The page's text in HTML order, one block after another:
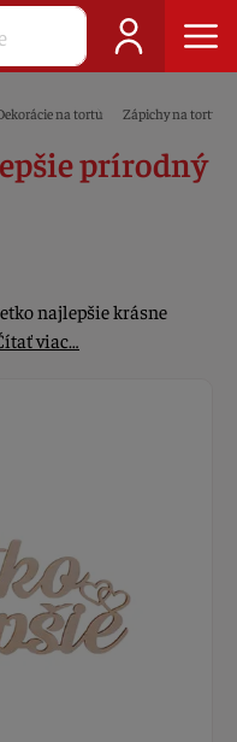
na tortu Zápichy na tortu
prírodný
najlepšie krásne
viac…